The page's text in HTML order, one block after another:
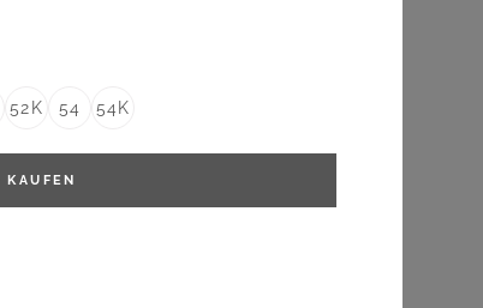
52K 54 54K
KAUFEN